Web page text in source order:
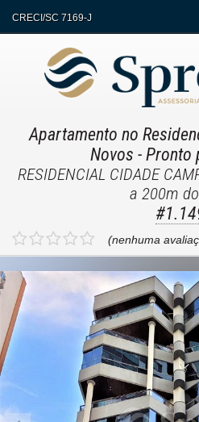
CRECI/SC 7169-J
Apartamento no
Novos - Pronto
RESIDENCIAL CIDADE
a 200m
(nenhuma